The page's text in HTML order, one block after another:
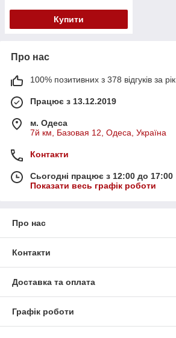
Купити
Про нас
100% позитивних з 378 відгуків за рік
Працює з 13.12.2019
м. Одеса
7й км, Базовая 12, Одеса, Україна
Контакти
Сьогодні працює з 12:00 до 17:00
Показати весь графік роботи
Про нас
Контакти
Доставка та оплата
Графік роботи